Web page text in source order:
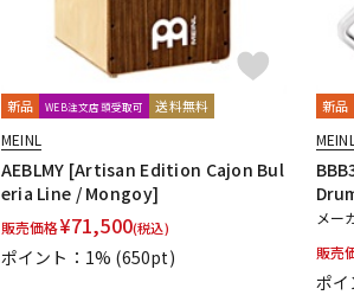
新品 WEB注文店頭受取可 送料無料
MEINL
AEBLMY [Artisan Edition Cajon Bul
eria Line / Mongoy]
販売価格¥71,500(税込)
ポイント：1% (650pt)
新品
MEINL
メー
販売
ポ